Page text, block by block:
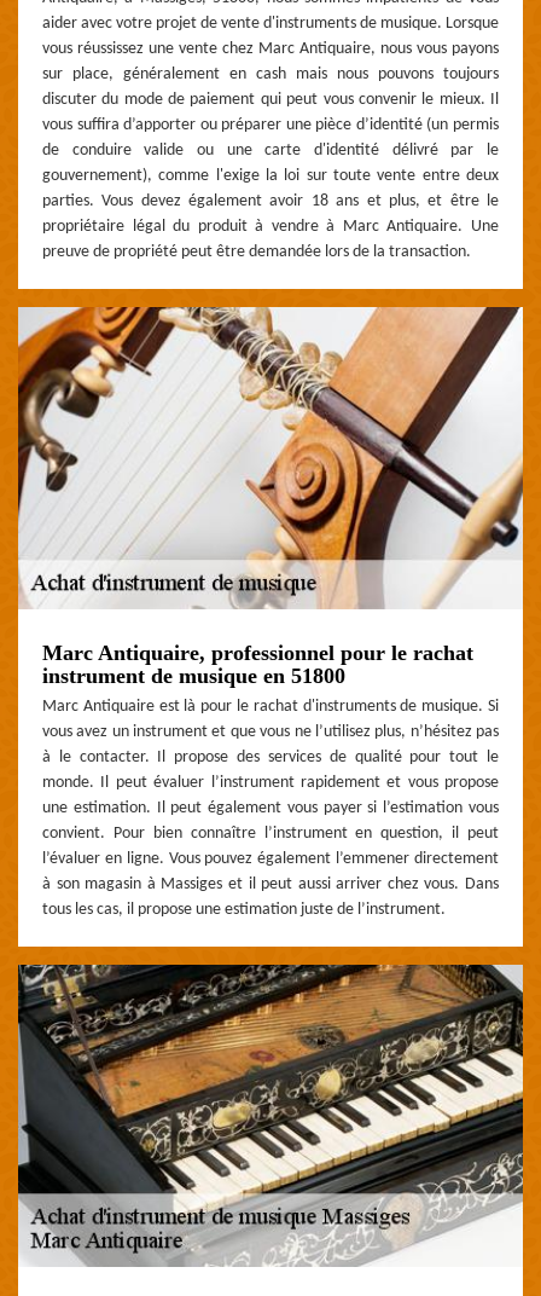
aider avec votre projet de vente d'instruments de musique. Lorsque
vous réussissez une vente chez Marc Antiquaire, nous vous payons
sur place, généralement en cash mais nous pouvons toujours
discuter du mode de paiement qui peut vous convenir le mieux. Il
vous suffira d’apporter ou préparer une pièce d’identité (un permis
de conduire valide ou une carte d'identité délivré par le
gouvernement), comme l'exige la loi sur toute vente entre deux
parties. Vous devez également avoir 18 ans et plus, et être le
propriétaire légal du produit à vendre à Marc Antiquaire. Une
preuve de propriété peut être demandée lors de la transaction.
Marc Antiquaire, professionnel pour le rachat
instrument de musique en 51800
Marc Antiquaire est là pour le rachat d'instruments de musique. Si
vous avez un instrument et que vous ne l’utilisez plus, n’hésitez pas
à le contacter. Il propose des services de qualité pour tout le
monde. Il peut évaluer l’instrument rapidement et vous propose
une estimation. Il peut également vous payer si l’estimation vous
convient. Pour bien connaître l’instrument en question, il peut
l’évaluer en ligne. Vous pouvez également l’emmener directement
à son magasin à Massiges et il peut aussi arriver chez vous. Dans
tous les cas, il propose une estimation juste de l’instrument.